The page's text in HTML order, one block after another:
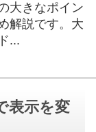
大きなポイン
解説です。大
...
表示を変